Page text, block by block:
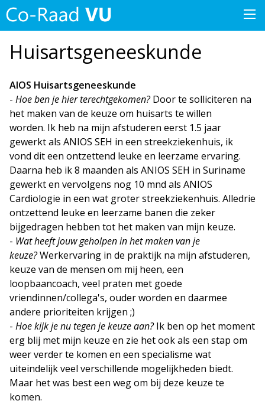
Huisartsgeneeskunde
AIOS Huisartsgeneeskunde
- Hoe ben je hier terechtgekomen?Door te solliciteren na
het maken van de keuze om huisarts te willen
worden. Ik heb na mijn afstuderen eerst 1.5 jaar
gewerkt als ANIOS SEH in een streekziekenhuis, ik
vond dit een ontzettend leuke en leerzame ervaring.
Daarna heb ik 8 maanden als ANIOS SEH in Suriname
gewerkt en vervolgens nog 10 mnd als ANIOS
Cardiologie in een wat groter streekziekenhuis. Alledrie
ontzettend leuke en leerzame banen die zeker
bijgedragen hebben tot het maken van mijn keuze.
- Wat heeft jouw geholpen in het maken van je
keuze?Werkervaring in de praktijk na mijn afstuderen,
keuze van de mensen om mij heen, een
loopbaancoach, veel praten met goede
vriendinnen/collega's, ouder worden en daarmee
andere prioriteiten krijgen ;)
- Hoe kijk je nu tegen je keuze aan?Ik ben op het moment
erg blij met mijn keuze en zie het ook als een stap om
weer verder te komen en een specialisme wat
uiteindelijk veel verschillende mogelijkheden biedt.
Maar het was best een weg om bij deze keuze te
komen.